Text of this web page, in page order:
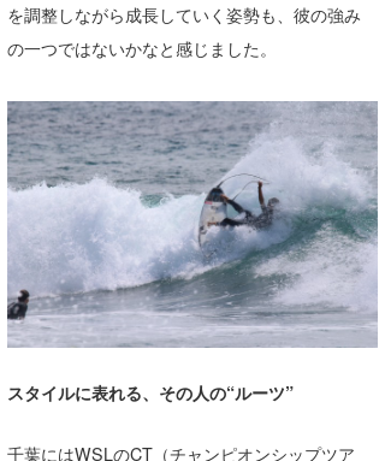
を調整しながら成長していく姿勢も、彼の強み
の一つではないかなと感じました。
スタイルに表れる、その人の“ルーツ”
千葉にはWSLのCT（チャンピオンシップツア